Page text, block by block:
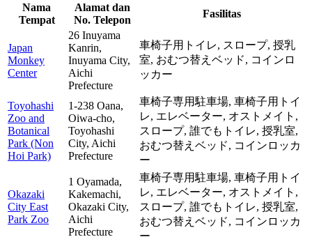
Nama
Tempat
Alamat dan
No. Telepon
Fasilitas
Japan
Monkey
Center
26 Inuyama
Kanrin,
Inuyama City,
Aichi
Prefecture
車椅子用トイレ, スロープ, 授乳
室, おむつ替えベッド, コインロ
ッカー
Toyohashi
Zoo and
Botanical
Park (Non
Hoi Park)
1-238 Oana,
Oiwa-cho,
Toyohashi
City, Aichi
Prefecture
車椅子専用駐車場, 車椅子用トイ
レ, エレベーター, オストメイト,
スロープ, 誰でもトイレ, 授乳室,
おむつ替えベッド, コインロッカ
ー
Okazaki
City East
Park Zoo
1 Oyamada,
Kakemachi,
Okazaki City,
Aichi
Prefecture
車椅子専用駐車場, 車椅子用トイ
レ, エレベーター, オストメイト,
スロープ, 誰でもトイレ, 授乳室,
おむつ替えベッド, コインロッカ